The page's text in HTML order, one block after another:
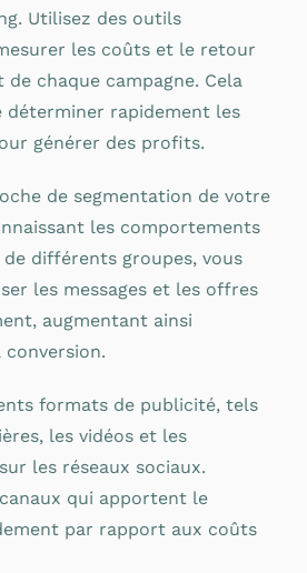
Utilisez des outils
les coûts et le retour
de chaque campagne. Cela
déterminer rapidement les
générer des profits.
de segmentation de votre
les comportements
différents groupes, vous
les messages et les offres
augmentant ainsi
conversion.
formats de publicité, tels
les vidéos et les
les réseaux sociaux.
qui apportent le
par rapport aux coûts